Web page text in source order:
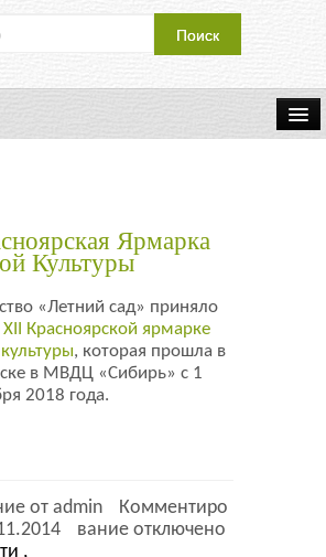
книги
Ярмарка
Культуры
«Летний сад» приняло
XII Красноярской ярмарке
, которая прошла в
в МВДЦ «Сибирь» с 1
2018 года.
от admin
Комментиро
вание отключено
,